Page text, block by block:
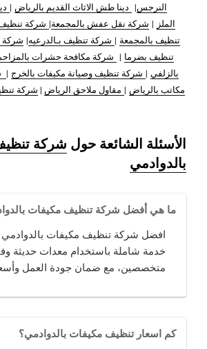
النرجس| دينا طش الاثاث القديم بالرياض |
الملز | شركة نقل عفش بالمجمعة| شركة تنظيف
تنظيف بالمجمعة | شركة تنظيف بـالدرعيه| شركة
تنظيف بضرما | شركة مكافحة حشرات
بالزلفي | شركة تنظيف وصيانة مكيفات بالخرج |
مكاتب بالرياض | مقاول ملاحق الرياض | شركة
الأسئلة الشائعة حول شركة
بالدوادمي
ما هي أفضل شركة تنظيف مكيفات
افضل شركة تنظيف مكيفات
خدمة شاملة باستخدام معدات حديثة
متخصصين، مع ضمان جودة العمل
كم اسعار تنظيف مكيفات بالدوادمي؟